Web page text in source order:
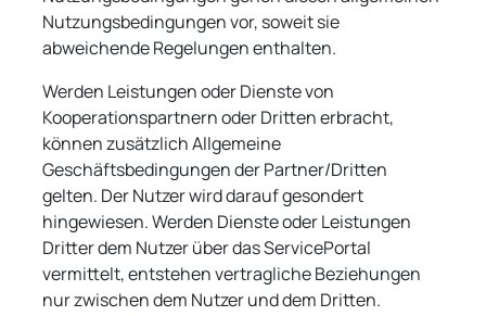
Nutzungsbedingungen vor, soweit sie
abweichende Regelungen enthalten.
Werden Leistungen oder Dienste von
Kooperationspartnern oder Dritten erbracht,
können zusätzlich Allgemeine
Geschäftsbedingungen der Partner/Dritten
gelten. Der Nutzer wird darauf gesondert
hingewiesen. Werden Dienste oder Leistungen
Dritter dem Nutzer über das ServicePortal
vermittelt, entstehen vertragliche Beziehungen
nur zwischen dem Nutzer und dem Dritten.